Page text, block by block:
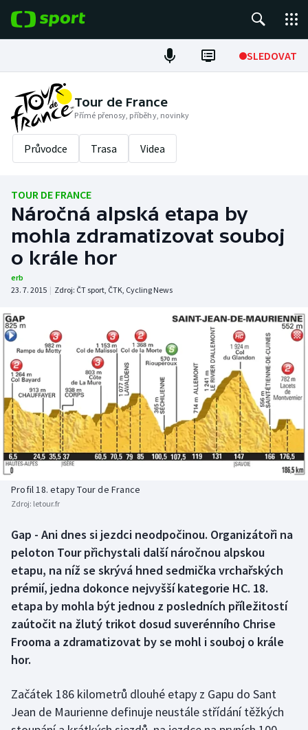
SLEDOVAT
Fotbal
Hokej
Tenis
Cyklistika
DALŠÍ SPORTY
Americký fotbal
Baseball a softbal
Basketbal
Biatlon
Boby a skeleton
Box
Curling
Florbal
Futsal
Golf
Gymnastika
Jezdectví
NEPŘEHLÉDNĚTE
Soutěže
Historické návraty
Aplikace ČT sport
AZ kvíz
Tour de France
Přímé přenosy, příběhy, novinky
Průvodce Trasa Videa
TOUR DE FRANCE
Náročná alpská etapa by
mohla zdramatizovat souboj
o krále hor
erb
23. 7. 2015 | Zdroj: ČT sport, ČTK, Cycling News
Profil 18. etapy Tour de France
Zdroj: letour.fr
Gap - Ani dnes si jezdci neodpočinou. Organizátoři na
peloton Tour přichystali další náročnou alpskou
etapu, na níž se skrývá hned sedmička vrchařských
prémií, jedna dokonce nejvyšší kategorie HC. 18.
etapa by mohla být jednou z posledních příležitostí
zaútočit na žlutý trikot dosud suverénního Chrise
Frooma a zdramatizovat by se mohl i souboj o krále
hor.
Začátek 186 kilometrů dlouhé etapy z Gapu do Sant
Jean de Maurienne definuje neustále střídání těžkých